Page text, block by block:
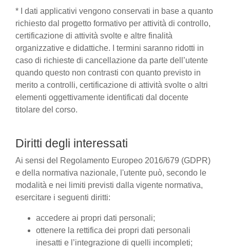
* I dati applicativi vengono conservati in base a quanto
richiesto dal progetto formativo per attività di controllo,
certificazione di attività svolte e altre finalità
organizzative e didattiche. I termini saranno ridotti in
caso di richieste di cancellazione da parte dell’utente
quando questo non contrasti con quanto previsto in
merito a controlli, certificazione di attività svolte o altri
elementi oggettivamente identificati dal docente
titolare del corso.
Diritti degli interessati
Ai sensi del Regolamento Europeo 2016/679 (GDPR)
e della normativa nazionale, l'utente può, secondo le
modalità e nei limiti previsti dalla vigente normativa,
esercitare i seguenti diritti:
accedere ai propri dati personali;
ottenere la rettifica dei propri dati personali
inesatti e l’integrazione di quelli incompleti;